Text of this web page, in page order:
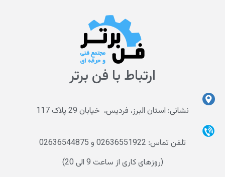
ارتباط با فن برتر
نشانی: استان البرز، فردیس، خیابان 29 پلاک 117
تلفن تماس: 02636551922 و 02636544875
(روزهای کاری از ساعت 9 الی 20)